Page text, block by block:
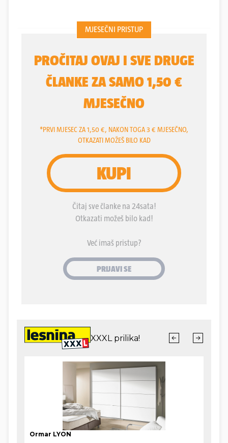
skladištenja proizvoda napravljenih od njega. Sve
ono o čemu se šutjelo godinama, sva ostavština
Solina, izašla je na vidjelo. I ne govorimo ovdje
samo o pločama i cijevima kojih ima posvuda,
govorimo i o onom puno bolnijem - mezoteliomu,
bolesti koja se često naziva i azbestoza. Ta
samo onih koji su u tvornici radili nego i onih koji s
njom nikad nisu imali bliskih susreta. Život tih ljudi
ne možemo vratiti, ali njihove sudbine ne smiju biti
zaboravljene. Jer od samog azbesta u ovom
trenutku opasnija je jedino šutnja i ignoriranje
problema. Taj materijal je na području Solina,
Kaštela, Splita, pa i cijele države, toliko
rasprostranjen da bi, kad govorimo o njegovom
vrlo ozbiljno i sistematski. Kažu, nije on opasan ako
je kompaktan, ali pritom zaboravljaju da je on na
krovovima i fasadama već desetljećima i da je pod